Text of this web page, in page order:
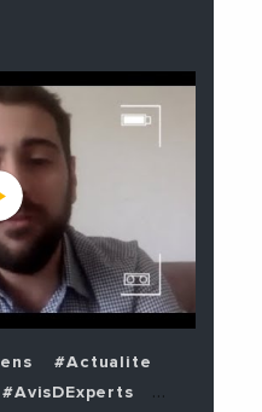
#Actualite
#AvisDExperts